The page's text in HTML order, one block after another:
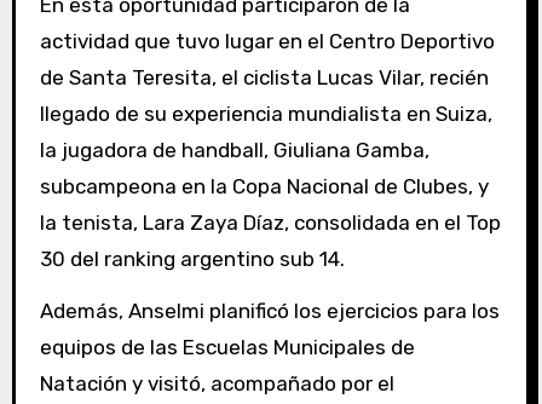
En esta oportunidad participaron de la
actividad que tuvo lugar en el Centro Deportivo
de Santa Teresita, el ciclista Lucas Vilar, recién
llegado de su experiencia mundialista en Suiza,
la jugadora de handball, Giuliana Gamba,
subcampeona en la Copa Nacional de Clubes, y
la tenista, Lara Zaya Díaz, consolidada en el Top
30 del ranking argentino sub 14.
Además, Anselmi planificó los ejercicios para los
equipos de las Escuelas Municipales de
Natación y visitó, acompañado por el